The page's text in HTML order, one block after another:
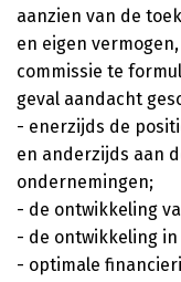
aanzien van de
en eigen
commissie te
geval aandacht
- enerzijds de
en anderzijds aan
ondernemingen;
- de ontwikkeling
- de ontwikkeling
- optimale